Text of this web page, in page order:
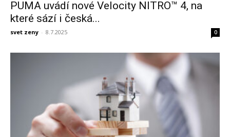
PUMA uvádí nové Velocity NITRO™ 4, na
které sází i česká...
svet zeny - 8.7.2025 0